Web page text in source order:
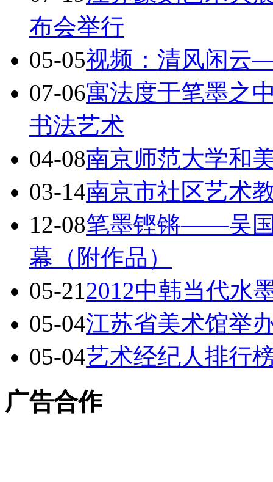
布会举行
05-05视频：清风闲云
07-06寓法度于笔墨之
书法艺术
04-08南京师范大学和
03-14南京市社区艺术
12-08笔墨铿锵——吴国
幕（附作品）
05-212012中韩当代水
05-04江苏省美术馆举
05-04艺术经纪人排行
广告合作